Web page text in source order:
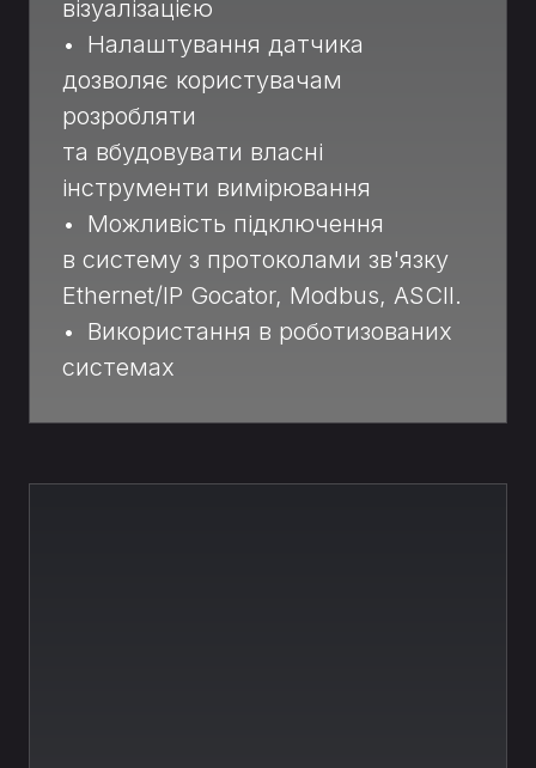
візуалізацією
• Налаштування датчика
дозволяє користувачам
розробляти
та вбудовувати власні
інструменти вимірювання
• Можливість підключення
в систему з протоколами зв'язку
Ethernet/IP Gocator, Modbus, ASCII.
• Використання в роботизованих
системах